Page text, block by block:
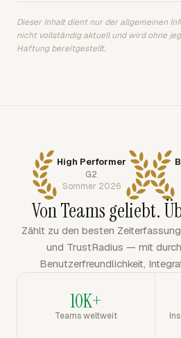
Dieser Inhalt dient nur der allgemeinen
nicht vollständig aktuell und wird ohne
Haftung bereitgestellt.
High Performer
G2
Sommer 2026
Von Teams geliebt.
Zählt zu den besten
und TrustRadius — mit
Benutzerfreundlichkeit,
10K+
Teams weltweit